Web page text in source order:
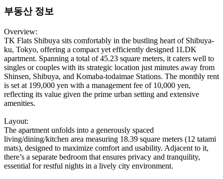
부동산 정보
Overview:
TK Flats Shibuya sits comfortably in the bustling heart of Shibuya-
ku, Tokyo, offering a compact yet efficiently designed 1LDK
apartment. Spanning a total of 45.23 square meters, it caters well to
singles or couples with its strategic location just minutes away from
Shinsen, Shibuya, and Komaba-todaimae Stations. The monthly rent
is set at 199,000 yen with a management fee of 10,000 yen,
reflecting its value given the prime urban setting and extensive
amenities.
Layout:
The apartment unfolds into a generously spaced
living/dining/kitchen area measuring 18.39 square meters (12 tatami
mats), designed to maximize comfort and usability. Adjacent to it,
there’s a separate bedroom that ensures privacy and tranquility,
essential for restful nights in a lively city environment.